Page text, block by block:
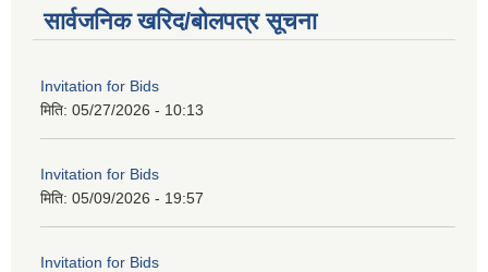
सार्वजनिक खरिद/बोलपत्र सूचना
Invitation for Bids
मिति: 05/27/2026 - 10:13
Invitation for Bids
मिति: 05/09/2026 - 19:57
Invitation for Bids